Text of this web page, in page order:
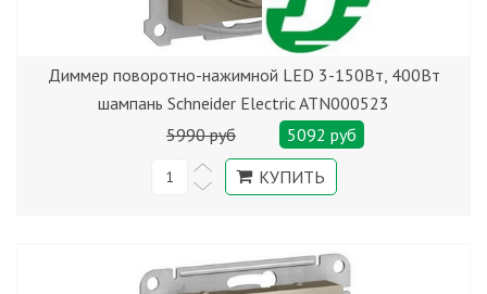
Диммер поворотно-нажимной LED 3-150Вт, 400Вт
шампань Schneider Electric ATN000523
5990 руб
5092 руб